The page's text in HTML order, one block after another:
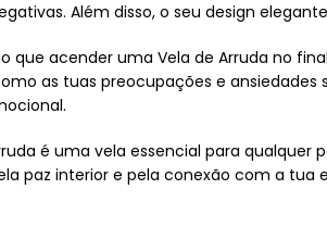
Além disso, o seu design
que acender uma Vela de Arruda no
as tuas preocupações e
é uma vela essencial para
paz interior e pela conexão com a tua